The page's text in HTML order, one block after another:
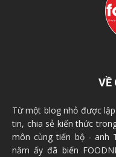
VỀ
Từ một blog nhỏ được
tin, chia sẻ kiến thức
môn cùng tiến bộ - anh
năm ấy đã biến